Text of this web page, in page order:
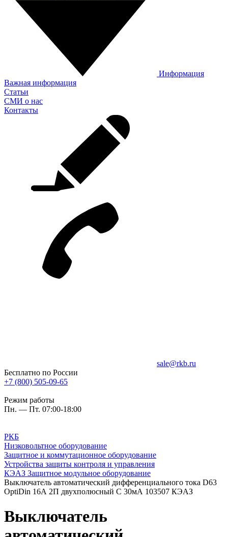
Информация
Важная информация
Статьи
СМИ о нас
Контакты
sale@rkb.ru
Бесплатно по России
+7 (800) 505-09-65
Режим работы
Пн. — Пт. 07:00-18:00
РКБ
Низковольтное оборудование
Защитное и коммутационное оборудование
Устройства защиты контроля и управления
КЭАЗ Защитное модульное оборудование
Выключатель автоматический дифференциального тока D63
OptiDin 16А 2П двухполюсный C 30мА 103507 КЭАЗ
Выключатель